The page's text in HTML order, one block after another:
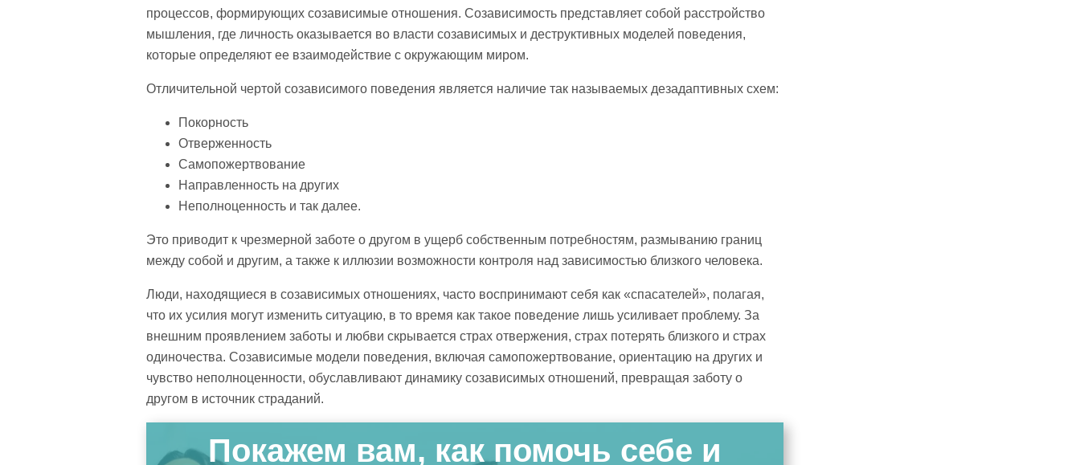
процессов, формирующих созависимые отношения. Созависимость представляет собой расстройство
мышления, где личность оказывается во власти созависимых и деструктивных моделей поведения,
которые определяют ее взаимодействие с окружающим миром.
Отличительной чертой созависимого поведения является наличие так называемых дезадаптивных схем:
Покорность
Отверженность
Самопожертвование
Направленность на других
Неполноценность и так далее.
Это приводит к чрезмерной заботе о другом в ущерб собственным потребностям, размыванию границ
между собой и другим, а также к иллюзии возможности контроля над зависимостью близкого человека.
Люди, находящиеся в созависимых отношениях, часто воспринимают себя как «спасателей», полагая,
что их усилия могут изменить ситуацию, в то время как такое поведение лишь усиливает проблему. За
внешним проявлением заботы и любви скрывается страх отвержения, страх потерять близкого и страх
одиночества. Созависимые модели поведения, включая самопожертвование, ориентацию на других и
чувство неполноценности, обуславливают динамику созависимых отношений, превращая заботу о
другом в источник страданий.
Покажем вам, как помочь себе и